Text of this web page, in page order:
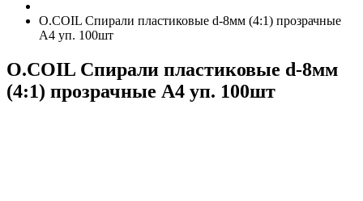
O.COIL Спирали пластиковые d-8мм (4:1) прозрачные
А4 уп. 100шт
O.COIL Спирали пластиковые d-8мм
(4:1) прозрачные А4 уп. 100шт